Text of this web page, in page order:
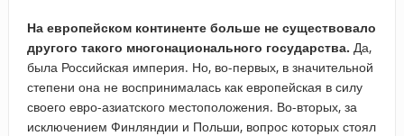
На европейском континенте больше не существовало
другого такого многонационального государства. Да,
была Российская империя. Но, во-первых, в значительной
степени она не воспринималась как европейская в силу
своего евро-азиатского местоположения. Во-вторых, за
исключением Финляндии и Польши, вопрос которых стоял